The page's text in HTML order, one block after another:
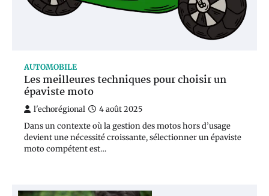
AUTOMOBILE
Les meilleures techniques pour choisir un
épaviste moto
l'echorégional 4 août 2025
Dans un contexte où la gestion des motos hors d’usage
devient une nécessité croissante, sélectionner un épaviste
moto compétent est…